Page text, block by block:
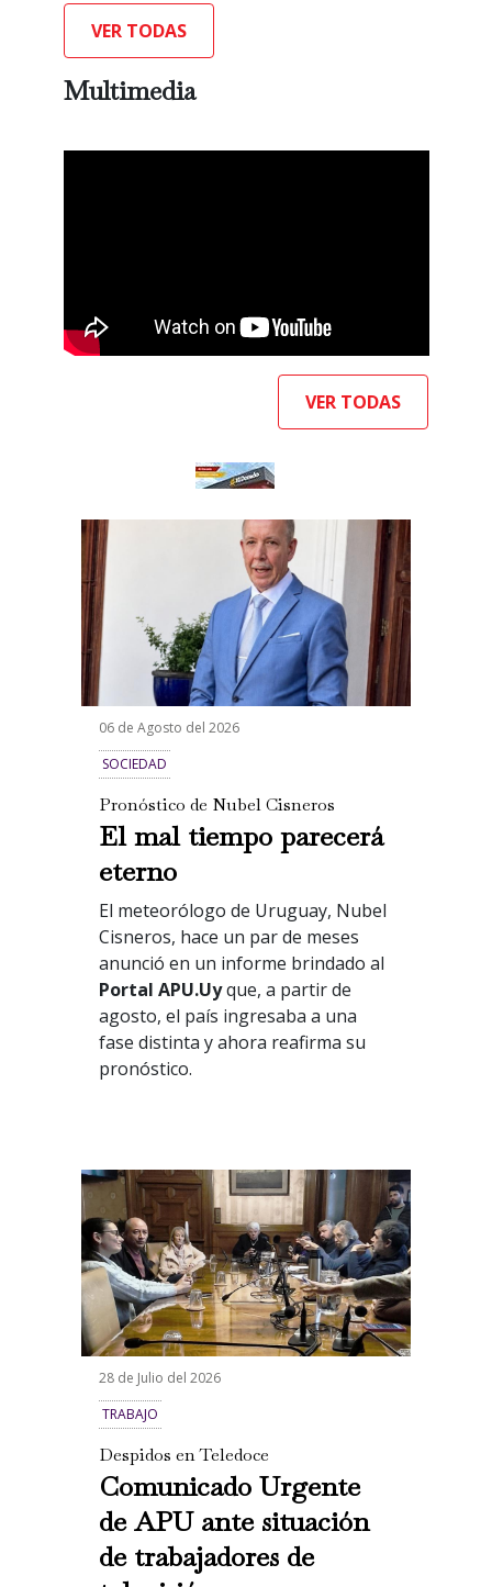
VER TODAS
Multimedia
VER TODAS
06 de Agosto del 2026
SOCIEDAD
Pronóstico de Nubel Cisneros
El mal tiempo parecerá
eterno
El meteorólogo de Uruguay, Nubel
Cisneros, hace un par de meses
anunció en un informe brindado al
Portal APU.Uyque, a partir de
agosto, el país ingresaba a una
fase distinta y ahora reafirma su
pronóstico.
28 de Julio del 2026
TRABAJO
Despidos en Teledoce
Comunicado Urgente
de APU ante situación
de trabajadores de